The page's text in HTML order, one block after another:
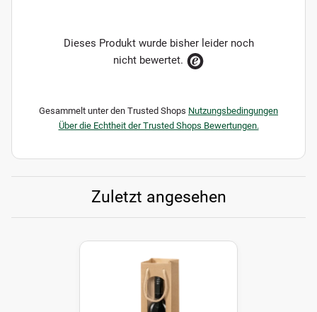
Dieses Produkt wurde bisher leider noch
nicht bewertet.
Gesammelt unter den Trusted Shops Nutzungsbedingungen
Über die Echtheit der Trusted Shops Bewertungen.
Zuletzt angesehen